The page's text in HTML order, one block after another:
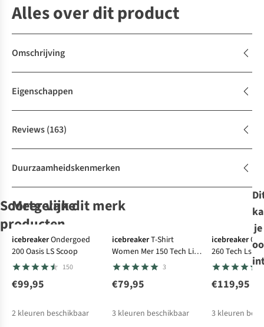
Alles over dit product
Omschrijving
Eigenschappen
Reviews(163)
Duurzaamheidskenmerken
Soortgelijke
producten
icebreaker
Ondergoed 260
Tech Ls Half Zip
icebreaker
Ondergoed 260
Tech Ls Scoop
icebreaker
Ondergoed 260
Tech Ls Half Zip
Expert review
Smartwool
Ondergoed
Classic Thermal
Merino
Meer van dit merk
Expert review
icebreakerOndergoed
200 Oasis LS Scoop
150
€99,95
2 kleuren beschikbaar
icebreakerT-Shirt
Women Mer 150 Tech Lite
Ss Scoop Tee 3
€79,95
3 kleuren beschikbaar
icebreaker
260 Tech Ls
€119,95
3 kleuren
je